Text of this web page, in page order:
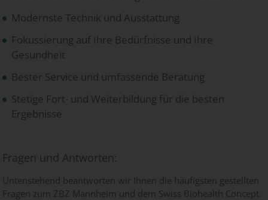
Modernste Technik und Ausstattung
Fokussierung auf Ihre Bedürfnisse und Ihre
Gesundheit
Bester Service und umfassende Beratung
Stetige Fort- und Weiterbildung für die besten
Ergebnisse
Fragen und Antworten:
Untenstehend beantworten wir Ihnen die häufigsten gestellten
Fragen zum ZBZ Mannheim und dem Swiss Biohealth Concept.